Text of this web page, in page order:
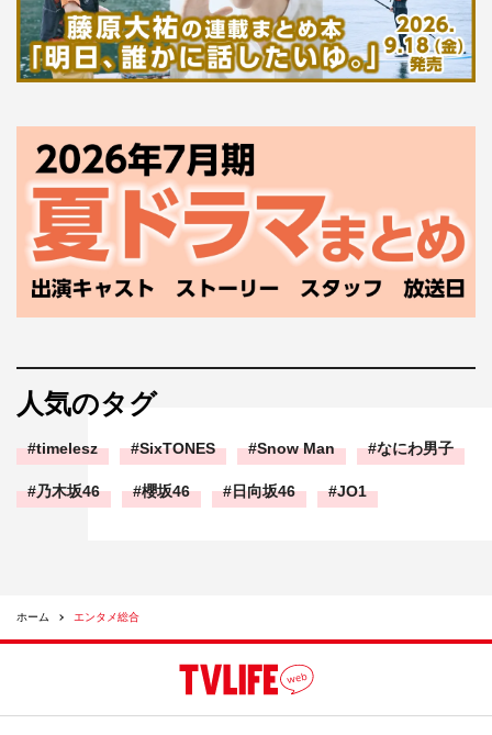
人気のタグ
timelesz SixTONES Snow Man なにわ男子
乃木坂46 櫻坂46 日向坂46 JO1
ホーム エンタメ総合